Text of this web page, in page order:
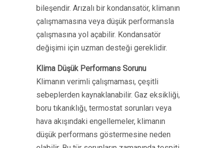
bileşendir. Arızalı bir kondansatör, klimanın
çalışmamasına veya düşük performansla
çalışmasına yol açabilir. Kondansatör
değişimi için uzman desteği gereklidir.
Klima Düşük Performans Sorunu
Klimanın verimli çalışmaması, çeşitli
sebeplerden kaynaklanabilir. Gaz eksikliği,
boru tıkanıklığı, termostat sorunları veya
hava akışındaki engellemeler, klimanın
düşük performans göstermesine neden